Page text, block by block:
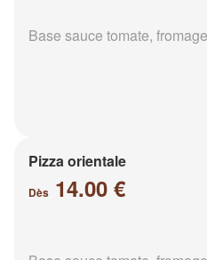
Base sauce tomate,
Pizza orientale
Dès 14.00 €